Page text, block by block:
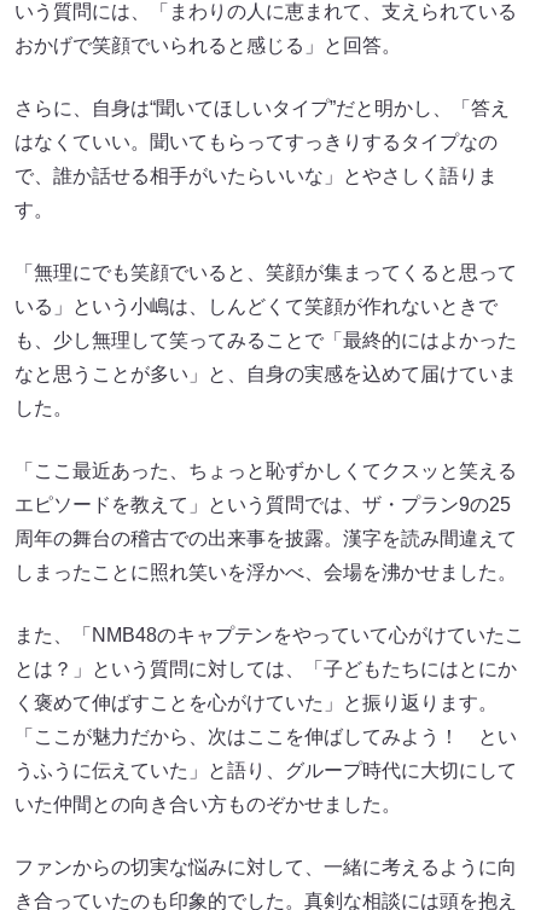
いう質問には、「まわりの人に恵まれて、支えられている
おかげで笑顔でいられると感じる」と回答。
さらに、自身は“聞いてほしいタイプ”だと明かし、「答え
はなくていい。聞いてもらってすっきりするタイプなの
で、誰か話せる相手がいたらいいな」とやさしく語りま
す。
「無理にでも笑顔でいると、笑顔が集まってくると思って
いる」という小嶋は、しんどくて笑顔が作れないときで
も、少し無理して笑ってみることで「最終的にはよかった
なと思うことが多い」と、自身の実感を込めて届けていま
した。
「ここ最近あった、ちょっと恥ずかしくてクスッと笑える
エピソードを教えて」という質問では、ザ・プラン9の25
周年の舞台の稽古での出来事を披露。漢字を読み間違えて
しまったことに照れ笑いを浮かべ、会場を沸かせました。
また、「NMB48のキャプテンをやっていて心がけていたこ
とは？」という質問に対しては、「子どもたちにはとにか
く褒めて伸ばすことを心がけていた」と振り返ります。
「ここが魅力だから、次はここを伸ばしてみよう！ とい
うふうに伝えていた」と語り、グループ時代に大切にして
いた仲間との向き合い方ものぞかせました。
ファンからの切実な悩みに対して、一緒に考えるように向
き合っていたのも印象的でした。真剣な相談には頭を抱え